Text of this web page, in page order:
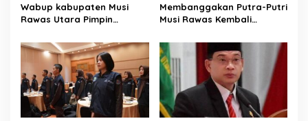
Wabup kabupaten Musi
Rawas Utara Pimpin
Pentingnya Pendidikan
Berkualitas dan berakhlak
Membanggakan Putra-Putri
Musi Rawas Kembali
Dengan Tema Hukum Acara
Perdata